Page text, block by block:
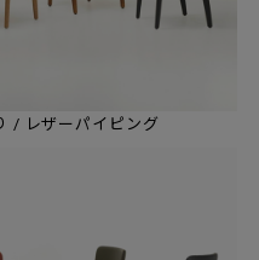
/ レザーパイピング